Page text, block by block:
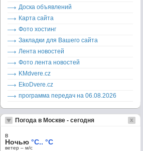
Доска объявлений
Карта сайта
Фото хостинг
Закладки для Вашего сайта
Лента новостей
Фото лента новостей
KMdvere.cz
EkoDvere.cz
программа передач на 06.08.2026
Погода в Москве - сегодня
в
Ночью °C.. °C
ветер – м/c